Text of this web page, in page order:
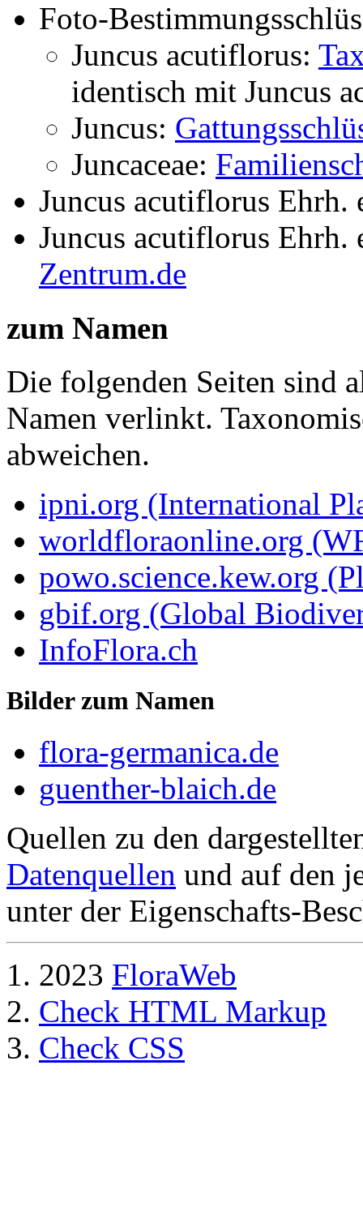
Foto-
Juncus acutiflorus:
identisch mit Juncus
Juncus:
Juncaceae:
Juncus acutiflorus Ehrh.
Juncus acutiflorus Ehrh.
Zentrum.de
zum Namen
Die folgenden Seiten sind
Namen verlinkt.
abweichen.
ipni.org (International
worldfloraonline.org
powo.science.kew.org
gbif.org (Global
InfoFlora.ch
Bilder zum Namen
flora-germanica.de
guenther-blaich.de
Quellen zu den
Datenquellen und auf den
unter der Eigenschafts-
2023 FloraWeb
Check HTML Markup
Check CSS